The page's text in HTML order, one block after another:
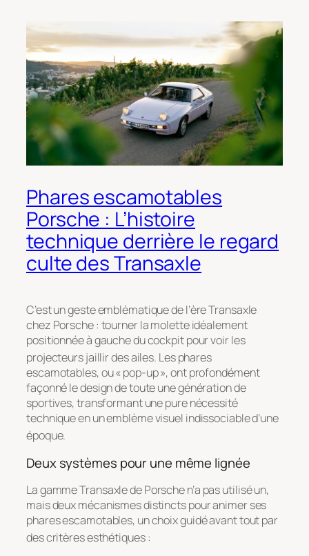
Phares escamotables
Porsche : L’histoire
technique derrière le regard
culte des Transaxle
C’est un geste emblématique de l’ère Transaxle
chez Porsche : tourner la molette idéalement
positionnée à gauche du cockpit pour voir les
projecteurs jaillir des ailes. Les phares
escamotables, ou « pop-up », ont profondément
façonné le design de toute une génération de
sportives, transformant une pure nécessité
technique en un emblème visuel indissociable d’une
époque.
Deux systèmes pour une même lignée
La gamme Transaxle de Porsche n’a pas utilisé un,
mais deux mécanismes distincts pour animer ses
phares escamotables, un choix guidé avant tout par
des critères esthétiques: